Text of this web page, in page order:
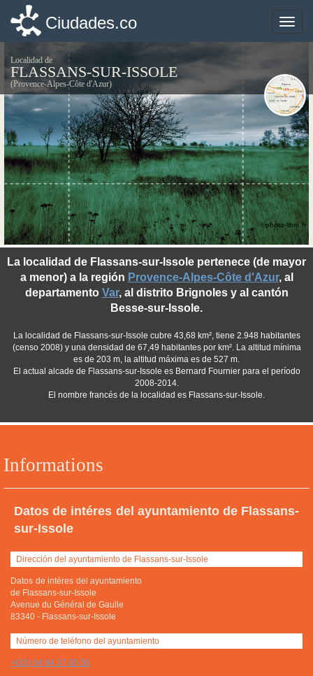
Toggle
Ciudades.co
Localidad de
FLASSANS-SUR-ISSOLE
(Provence-Alpes-Côte d'Azur)
Informations
Datos de intéres del ayuntamiento de Flassans-
sur-Issole
Dirección del ayuntamiento de Flassans-sur-Issole
Datos de intéres del ayuntamiento
de Flassans-sur-Issole
Avenue du Général de Gaulle
83340 - Flassans-sur-Issole
Número de teléfono del ayuntamiento
+(33) 04 94 37 00 50
La localidad de Flassans-sur-Issole pertenece (de mayor
a menor) a la región Provence-Alpes-Côte d'Azur, al
departamento Var, al distrito Brignoles y al cantón
Besse-sur-Issole.
La localidad de Flassans-sur-Issole cubre 43,68 km², tiene 2.948 habitantes
(censo 2008) y una densidad de 67,49 habitantes por km². La altitud mínima
es de 203 m, la altitud máxima es de 527 m.
El actual alcade de Flassans-sur-Issole es Bernard Fournier para el período
2008-2014.
El nombre francés de la localidad es Flassans-sur-Issole.
©photo-libre.fr
Toggle
Ciudades.co